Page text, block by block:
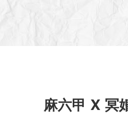
麻六甲 X 冥